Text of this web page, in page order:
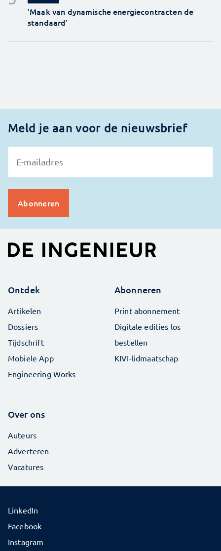
'Maak van dynamische energiecontracten de
standaard'
Meld je aan voor de nieuwsbrief
Ontdek
Artikelen
Dossiers
Tijdschrift
Mobiele App
Engineering Works
Abonneren
Print abonnement
Digitale edities los
bestellen
KIVI-lidmaatschap
Over ons
Auteurs
Adverteren
Vacatures
LinkedIn
Facebook
Instagram